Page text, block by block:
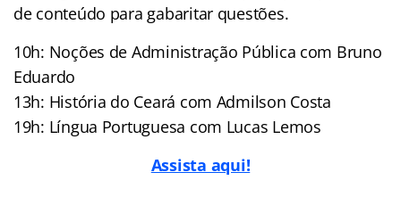
de conteúdo para gabaritar questões.
10h: Noções de Administração Pública com Bruno
Eduardo
13h: História do Ceará com Admilson Costa
19h: Língua Portuguesa com Lucas Lemos
Assista aqui!